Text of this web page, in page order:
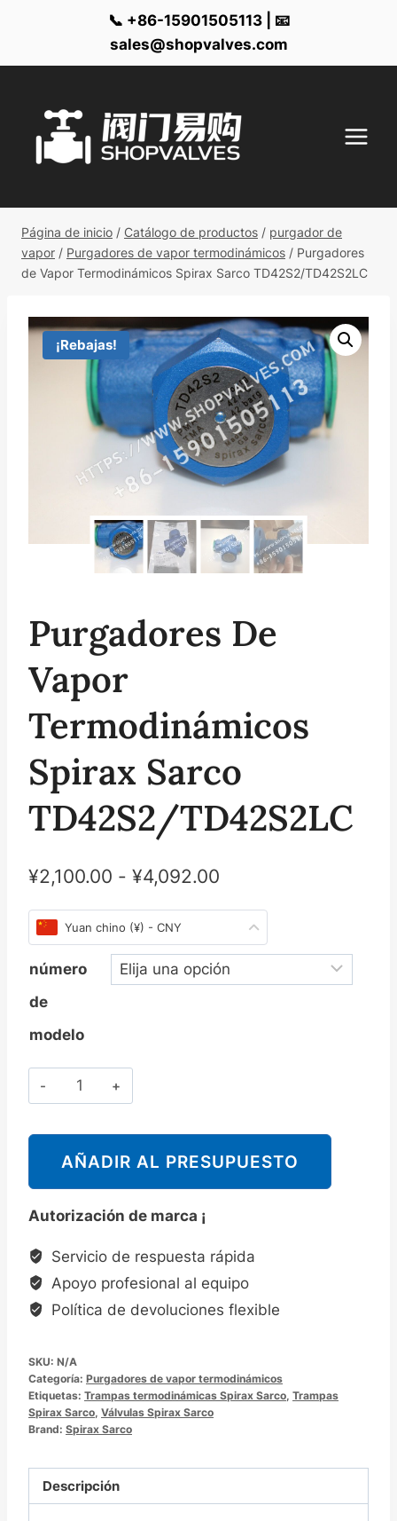
📞 +86-15901505113 | 📧
sales@shopvalves.com
contenido
Página de inicio / Catálogo de productos / purgador de
vapor / Purgadores de vapor termodinámicos / Purgadores
de Vapor Termodinámicos Spirax Sarco TD42S2/TD42S2LC
¡Rebajas!
Purgadores De
Vapor
Termodinámicos
Spirax Sarco
TD42S2/TD42S2LC
¥2,100.00 - ¥4,092.00
Yuan chino (¥) - CNY
número
de
modelo
Cantidad
斯
Sarco
TD42S2/TD42S2LC
动
力
蒸
汽
疏
水
AÑADIR AL PRESUPUESTO
Autorización de marca ¡
Servicio de respuesta rápida
Apoyo profesional al equipo
Política de devoluciones flexible
SKU: N/A
Categoría: Purgadores de vapor termodinámicos
Etiquetas: Trampas termodinámicas Spirax Sarco, Trampas
Spirax Sarco, Válvulas Spirax Sarco
Brand: Spirax Sarco
Descripción